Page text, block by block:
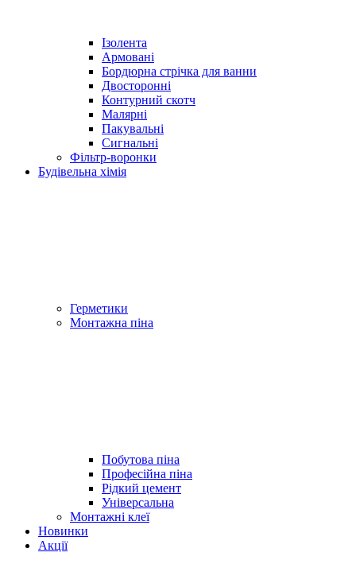
Ізолента
Армовані
Бордюрна стрічка для ванни
Двосторонні
Контурний скотч
Малярні
Пакувальні
Сигнальні
Фільтр-воронки
Будівельна хімія
Герметики
Монтажна піна
Побутова піна
Професійна піна
Рідкий цемент
Універсальна
Монтажні клеї
Новинки
Акції